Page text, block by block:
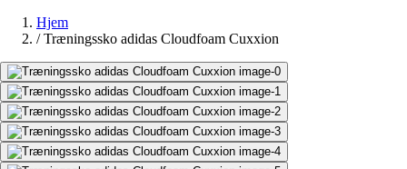
Hjem
/ Træningssko adidas Cloudfoam Cuxxion